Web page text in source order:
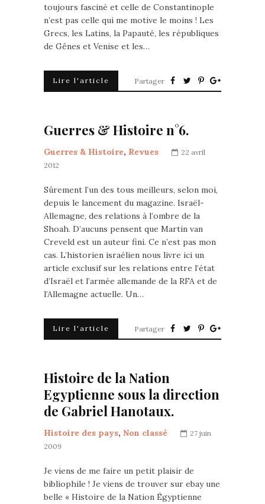
toujours fasciné et celle de Constantinople
n’est pas celle qui me motive le moins ! Les
Grecs, les Latins, la Papauté, les républiques
de Gênes et Venise et les…
Lire l'article Partager
Guerres & Histoire n°6.
Guerres & Histoire, Revues
22 avril
2012
Sûrement l’un des tous meilleurs, selon moi,
depuis le lancement du magazine. Israël-
Allemagne, des relations à l’ombre de la
Shoah. D’aucuns pensent que Martin van
Creveld est un auteur fini. Ce n’est pas mon
cas. L’historien israélien nous livre ici un
article exclusif sur les relations entre l’état
d’Israël et l’armée allemande de la RFA et de
l’Allemagne actuelle. Un…
Lire l'article Partager
Histoire de la Nation
Egyptienne sous la direction
de Gabriel Hanotaux.
Histoire des pays, Non classé
27 juin
2009
Je viens de me faire un petit plaisir de
bibliophile ! Je viens de trouver sur ebay une
belle « Histoire de la Nation Égyptienne